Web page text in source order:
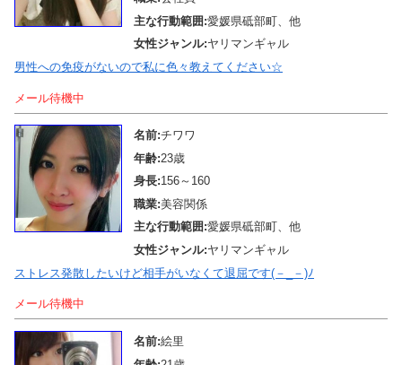
主な行動範囲:愛媛県砥部町、他
女性ジャンル:ヤリマンギャル
男性への免疫がないので私に色々教えてください☆
メール待機中
名前:チワワ
年齢:23歳
身長:156～160
職業:美容関係
主な行動範囲:愛媛県砥部町、他
女性ジャンル:ヤリマンギャル
ストレス発散したいけど相手がいなくて退屈です(－_－)ﾉ
メール待機中
名前:絵里